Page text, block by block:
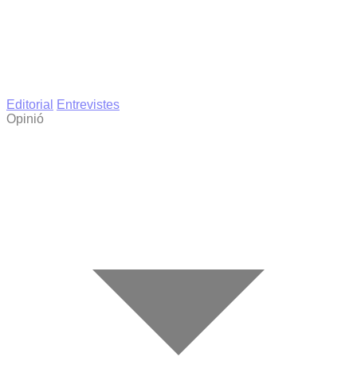
Editorial
Entrevistes
Opinió